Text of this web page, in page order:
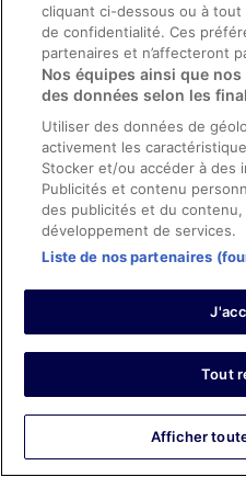
0
Avis vérifié
8/10 Bien
Yohan
3 oct. 2019
Les points forts : Propreté,
et conditions de l’hébergement
Hotel simple mais sympa
Hotel avec une déco un peu
chambre avec un grand lit.
et les restaurants sont situé
activité) d'aller à
Voilà en conclusion on
cliquant ci-dessous ou à
de confidentialité. Ces
partenaires et n’affecteront
Nos équipes ainsi que
des données selon les
Utiliser des données de
activement les
Stocker et/ou accéder à des
Publicités et contenu
des publicités et du contenu,
développement de services.
Liste de nos partenaires
Tout
Afficher